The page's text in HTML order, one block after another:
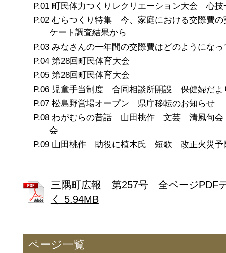
町民体力つくりレクリエーション大会 心技
むらつくり特集 今、家庭における交際費の
ケート調査結果から
みなさんの一年間の交際費はどのようになっ
第28回町民体育大会
第28回町民体育大会
児童手当制度 合同相談所開設 保健婦だよ
松島野営場オープン 県庁移転のお知らせ
わがむらの昔話 山田桃作 文芸 清風句
会
山田桃作 助役に植木氏 短歌 改正火災予
三隅町広報 第257号 全ページPDF
く 5.94MB
ページ一覧